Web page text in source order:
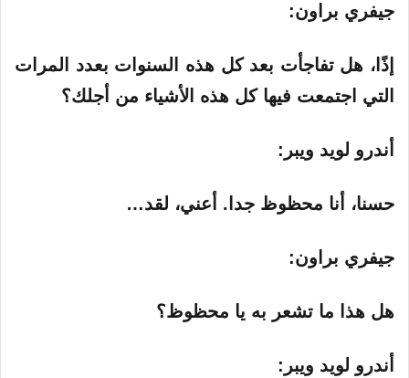
جيفري براون:
إذًا، هل تفاجأت بعد كل هذه السنوات بعدد المرات
التي اجتمعت فيها كل هذه الأشياء من أجلك؟
أندرو لويد ويبر:
حسنا، أنا محظوظ جدا. أعني، لقد…
جيفري براون:
هل هذا ما تشعر به يا محظوظ؟
أندرو لويد ويبر: